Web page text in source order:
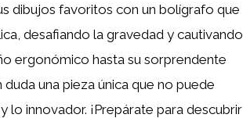
dibujos favoritos con un bolígrafo que
desafiando la gravedad y cautivando
ergonómico hasta su sorprendente
una pieza única que no puede
innovador. ¡Prepárate para descubrir